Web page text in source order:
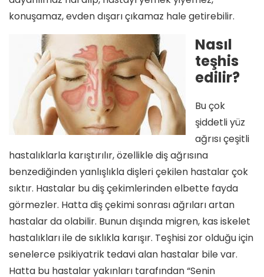
konuşamaz, evden dışarı çıkamaz hale getirebilir.
Nasıl
teşhis
edilir?
Bu çok
şiddetli yüz
ağrısı çeşitli
hastalıklarla karıştırılır, özellikle diş ağrısına
benzediğinden yanlışlıkla dişleri çekilen hastalar çok
sıktır. Hastalar bu diş çekimlerinden elbette fayda
görmezler. Hatta diş çekimi sonrası ağrıları artan
hastalar da olabilir. Bunun dışında migren, kas iskelet
hastalıkları ile de sıklıkla karışır. Teşhisi zor olduğu için
senelerce psikiyatrik tedavi alan hastalar bile var.
Hatta bu hastalar yakınları tarafından “Senin